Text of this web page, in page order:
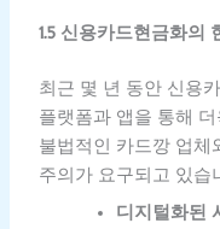
1.5 신용카드현금화의
최근 몇 년 동안 신용
플랫폼과 앱을 통해
불법적인 카드깡 업체
주의가 요구되고 있습
디지털화된